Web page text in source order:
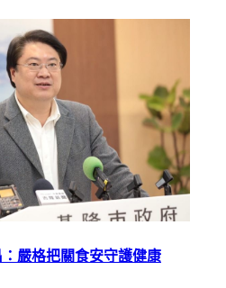
嚴格把關食安守護健康